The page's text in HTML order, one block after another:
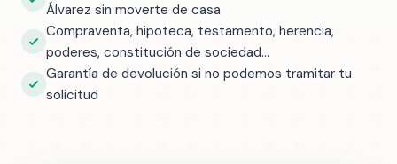
Álvarez sin moverte de casa
Compraventa, hipoteca, testamento, herencia,
poderes, constitución de sociedad...
Garantía de devolución si no podemos tramitar tu
solicitud